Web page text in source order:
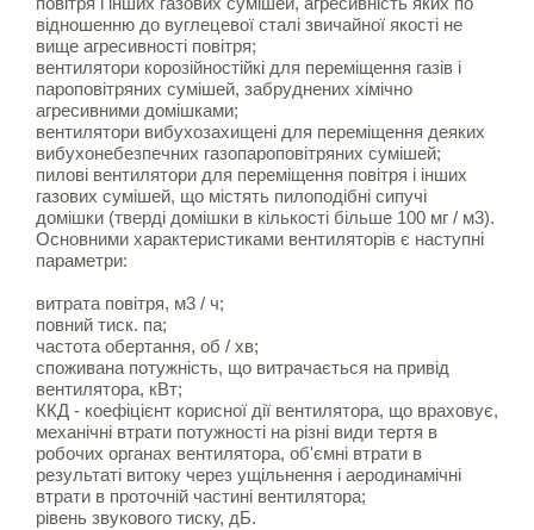
відношенню до вуглецевої сталі звичайної якості не
вище агресивності повітря;
вентилятори корозійностійкі для переміщення газів і
пароповітряних сумішей, забруднених хімічно
агресивними домішками;
вентилятори вибухозахищені для переміщення деяких
вибухонебезпечних газопароповітряних сумішей;
пилові вентилятори для переміщення повітря і інших
газових сумішей, що містять пилоподібні сипучі
домішки (тверді домішки в кількості більше 100 мг / м3).
Основними характеристиками вентиляторів є наступні
параметри:
витрата повітря, м3 / ч;
повний тиск. па;
частота обертання, об / хв;
споживана потужність, що витрачається на привід
вентилятора, кВт;
ККД - коефіцієнт корисної дії вентилятора, що враховує,
механічні втрати потужності на різні види тертя в
робочих органах вентилятора, об'ємні втрати в
результаті витоку через ущільнення і аеродинамічні
втрати в проточній частині вентилятора;
рівень звукового тиску, дБ.